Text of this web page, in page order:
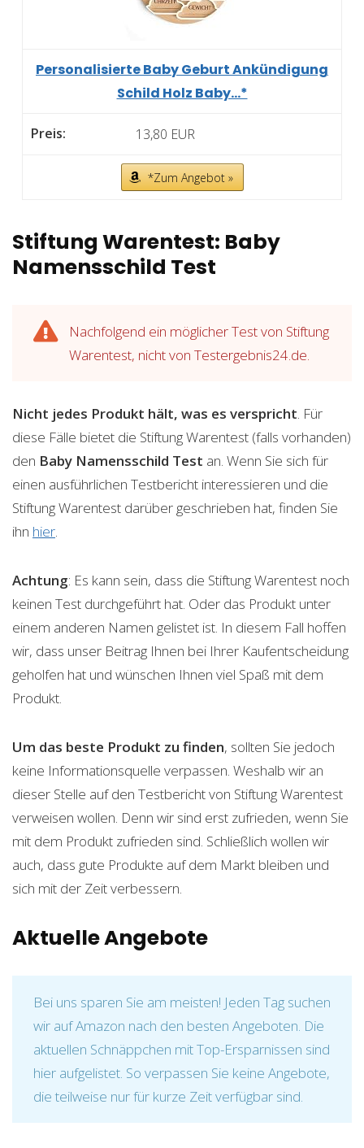
Personalisierte Baby Geburt Ankündigung
Schild Holz Baby...*
13,80 EUR
*Zum Angebot »
Stiftung Warentest: Baby
Namensschild Test
Nachfolgend ein möglicher Test von Stiftung
Warentest, nicht von Testergebnis24.de.
Nicht jedes Produkt hält, was es verspricht. Für
diese Fälle bietet die Stiftung Warentest (falls vorhanden)
den Baby Namensschild Test an. Wenn Sie sich für
einen ausführlichen Testbericht interessieren und die
Stiftung Warentest darüber geschrieben hat, finden Sie
ihn hier.
Achtung: Es kann sein, dass die Stiftung Warentest noch
keinen Test durchgeführt hat. Oder das Produkt unter
einem anderen Namen gelistet ist. In diesem Fall hoffen
wir, dass unser Beitrag Ihnen bei Ihrer Kaufentscheidung
geholfen hat und wünschen Ihnen viel Spaß mit dem
Produkt.
Um das beste Produkt zu finden, sollten Sie jedoch
keine Informationsquelle verpassen. Weshalb wir an
dieser Stelle auf den Testbericht von Stiftung Warentest
verweisen wollen. Denn wir sind erst zufrieden, wenn Sie
mit dem Produkt zufrieden sind. Schließlich wollen wir
auch, dass gute Produkte auf dem Markt bleiben und
sich mit der Zeit verbessern.
Aktuelle Angebote
Bei uns sparen Sie am meisten! Jeden Tag suchen
wir auf Amazon nach den besten Angeboten. Die
aktuellen Schnäppchen mit Top-Ersparnissen sind
hier aufgelistet. So verpassen Sie keine Angebote,
die teilweise nur für kurze Zeit verfügbar sind.